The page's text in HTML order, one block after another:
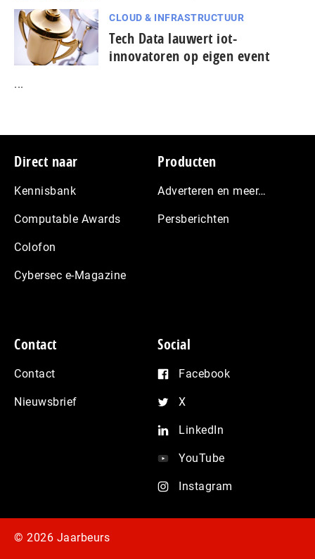
CLOUD & INFRASTRUCTUUR
Tech Data lauwert iot-
innovatoren op eigen event
...
Footer
Direct naar
Kennisbank
Computable Awards
Colofon
Cybersec e-Magazine
Producten
Adverteren en meer…
Persberichten
Contact
Contact
Nieuwsbrief
Social
Facebook
X
LinkedIn
YouTube
Instagram
© 2026 Jaarbeurs